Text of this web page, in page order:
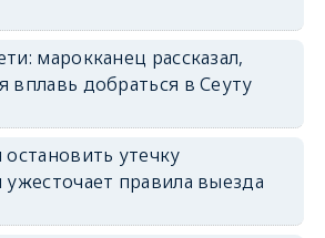
марокканец рассказал,
вплавь добраться в Сеуту
утечку
правила выезда